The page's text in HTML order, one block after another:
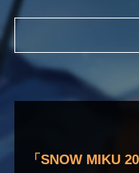
「SNOW MIKU